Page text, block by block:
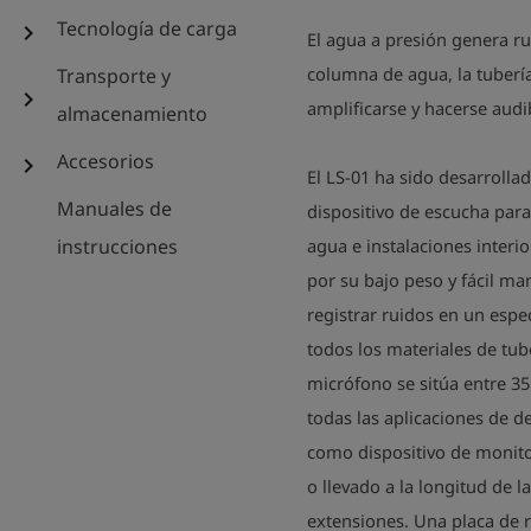
chevron_right Tecnología de carga
chevron_right
Transporte y
almacenamiento
chevron_right
Accesorios
Manuales de
instrucciones
El agua a presión genera
columna de agua, la
amplificarse y hacerse
El LS-01 ha sido
dispositivo de escucha
agua e instalaciones
por su bajo peso y fácil
registrar ruidos en un
todos los materiales de
micrófono se sitúa entre 35
todas las aplicaciones de
como dispositivo de
o llevado a la longitud de
extensiones. Una placa de